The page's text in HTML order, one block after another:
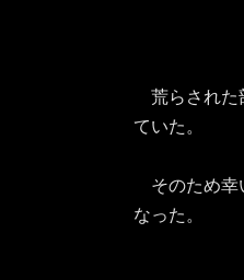
荒らされた
ていた。
そのため幸
なった。